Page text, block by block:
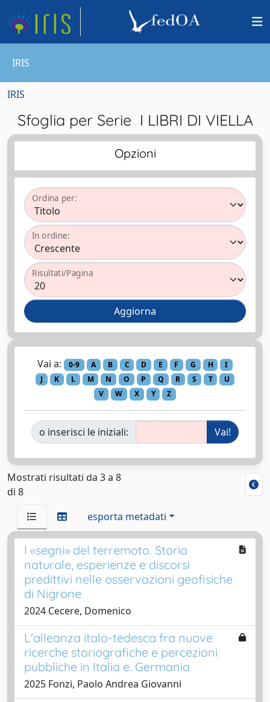
IRIS
IRIS
Sfoglia per Serie I LIBRI DI VIELLA
Opzioni
Ordina per:
In ordine:
Risultati/Pagina
Vai a: 0-9 A B C D E F G H
I
J
K L M N O P Q R S T
U
V
W X Y Z
o inserisci le iniziali:
Mostrati risultati da 3 a 8
di 8
esporta metadati
I «segni» del terremoto. Storia
naturale, esperienze e discorsi
predittivi nelle osservazioni geofisiche
di Nigrone
2024 Cecere, Domenico
L'alleanza italo-tedesca fra nuove
ricerche storiografiche e percezioni
pubbliche in Italia e. Germania
2025 Fonzi, Paolo Andrea Giovanni